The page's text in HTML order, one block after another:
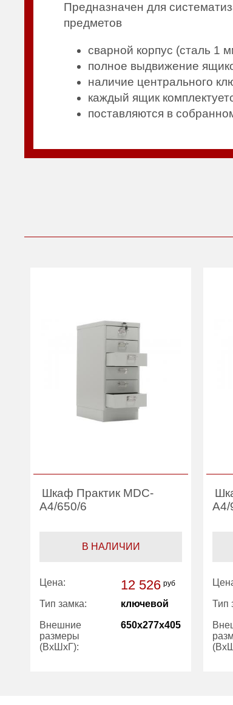
Предназначен для
предметов
сварной корпус (сталь 1
полное выдвижение
наличие центрального
каждый ящик
поставляются в
Шкаф Практик MDC-
A4/650/6
В НАЛИЧИИ
Цена: 12 526 руб
Тип замка: ключевой
Внешние
размеры
(ВхШхГ):
650x277x405
A4/
Тип